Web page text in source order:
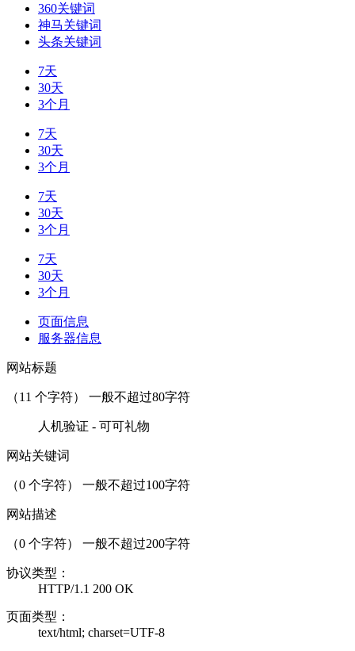
360关键词
神马关键词
头条关键词
7天
30天
3个月
7天
30天
3个月
7天
30天
3个月
7天
30天
3个月
页面信息
服务器信息
网站标题
（11 个字符） 一般不超过80字符
人机验证 - 可可礼物
网站关键词
（0 个字符） 一般不超过100字符
网站描述
（0 个字符） 一般不超过200字符
协议类型：
HTTP/1.1 200 OK
页面类型：
text/html; charset=UTF-8